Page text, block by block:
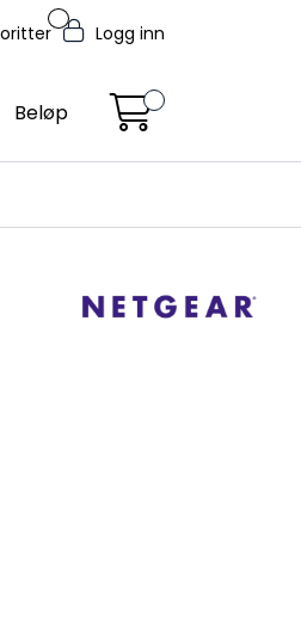
Logg inn
Beløp